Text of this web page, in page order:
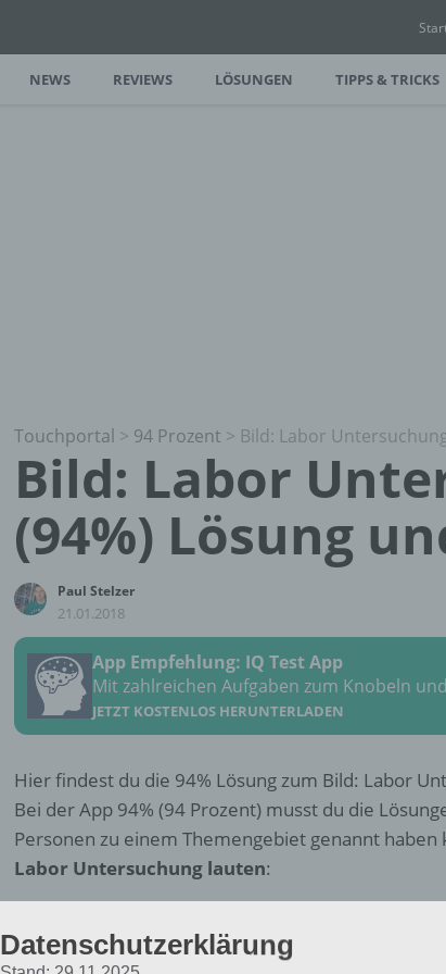
NEWS REVIEWS LÖSUNGEN TIPPS & TRICKS
Touchportal > 94 Prozent > Bild: Labor
Bild: Labor
(94%) Lösung
Paul Stelzer
21.01.2018
App Empfehlung: IQ Test App
Mit zahlreichen Aufgaben zum Knobeln
JETZT KOSTENLOS HERUNTERLADEN
Hier findest du die 94% Lösung zum Bild: Labor
Bei der App 94% (94 Prozent) musst du die
Personen zu einem Themengebiet genannt haben
Labor Untersuchung lauten:
Datenschutzerklärung